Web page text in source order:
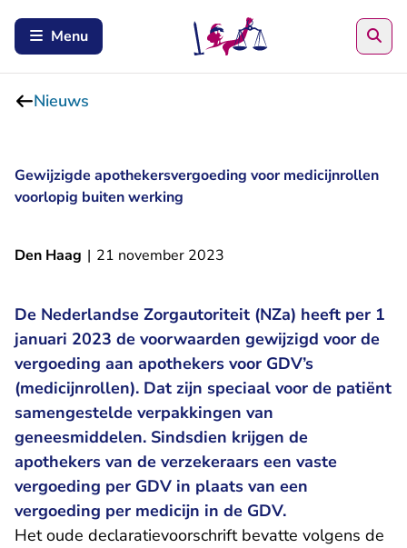
Menu
Nieuws
Gewijzigde apothekersvergoeding voor medicijnrollen
voorlopig buiten werking
Den Haag | 21 november 2023
De Nederlandse Zorgautoriteit (NZa) heeft per 1
januari 2023 de voorwaarden gewijzigd voor de
vergoeding aan apothekers voor GDV’s
(medicijnrollen). Dat zijn speciaal voor de patiënt
samengestelde verpakkingen van
geneesmiddelen. Sindsdien krijgen de
apothekers van de verzekeraars een vaste
vergoeding per GDV in plaats van een
vergoeding per medicijn in de GDV.
Het oude declaratievoorschrift bevatte volgens de